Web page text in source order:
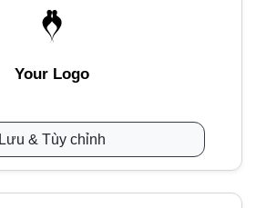
Your Logo
Lưu & Tùy chỉnh